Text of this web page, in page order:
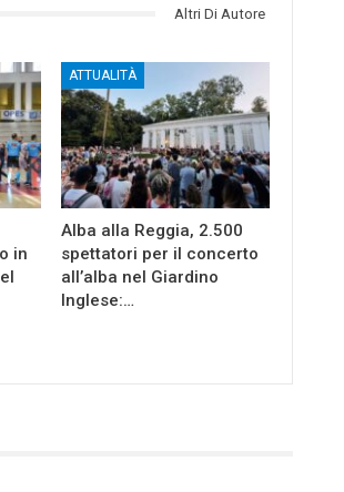
Altri Di Autore
in
ATTUALITÀ
Alba alla Reggia, 2.500
spettatori per il concerto
all’alba nel Giardino
Inglese:…